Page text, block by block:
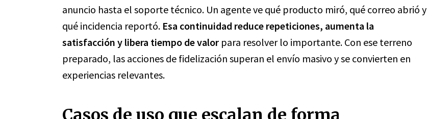
anuncio hasta el soporte técnico. Un agente ve qué producto miró, qué correo abrió y
qué incidencia reportó. Esa continuidad reduce repeticiones, aumenta la
satisfacción y libera tiempo de valor para resolver lo importante. Con ese terreno
preparado, las acciones de fidelización superan el envío masivo y se convierten en
experiencias relevantes.
Casos de uso que escalan de forma